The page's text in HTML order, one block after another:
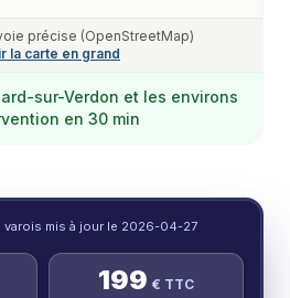
précise (OpenStreetMap)
la carte en grand
sur-Verdon et les environs
en 30 min
varois mis à jour le 2026-04-27
199 € TTC